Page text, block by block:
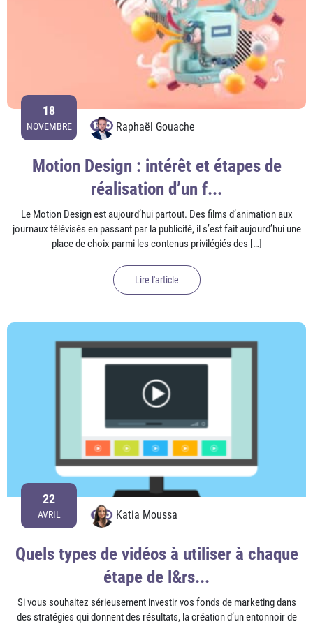
18
NOVEMBRE Raphaël Gouache
Motion Design : intérêt et étapes de
réalisation d’un f...
Le Motion Design est aujourd’hui partout. Des films d’animation aux
journaux télévisés en passant par la publicité, il s’est fait aujourd’hui une
place de choix parmi les contenus privilégiés des […]
Lire l'article
22
AVRIL Katia Moussa
Quels types de vidéos à utiliser à chaque
étape de l&rs...
Si vous souhaitez sérieusement investir vos fonds de marketing dans
des stratégies qui donnent des résultats, la création d’un entonnoir de